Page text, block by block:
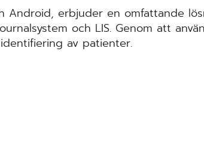
Android, erbjuder en omfattande
och LIS. Genom att
av patienter.